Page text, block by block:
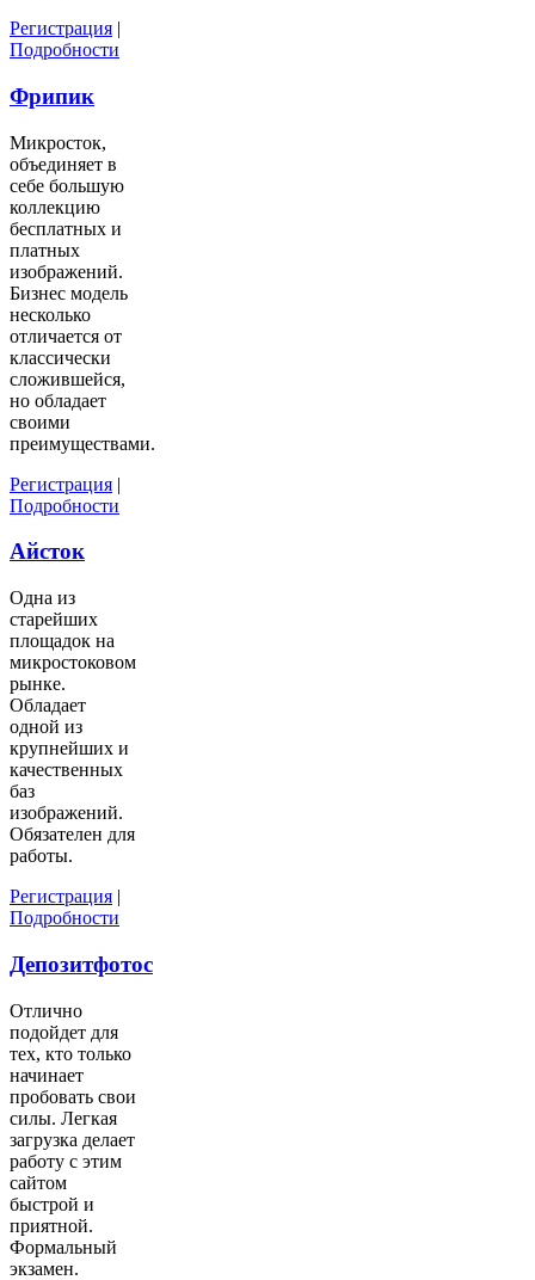
Регистрация |
Подробности
Фрипик
Микросток,
объединяет в
себе большую
коллекцию
бесплатных и
платных
изображений.
Бизнес модель
несколько
отличается от
классически
сложившейся,
но обладает
своими
преимуществами.
Регистрация |
Подробности
Айсток
Одна из
старейших
площадок на
микростоковом
рынке.
Обладает
одной из
крупнейших и
качественных
баз
изображений.
Обязателен для
работы.
Регистрация |
Подробности
Депозитфотос
Отлично
подойдет для
тех, кто только
начинает
пробовать свои
силы. Легкая
загрузка делает
работу с этим
сайтом
быстрой и
приятной.
Формальный
экзамен.